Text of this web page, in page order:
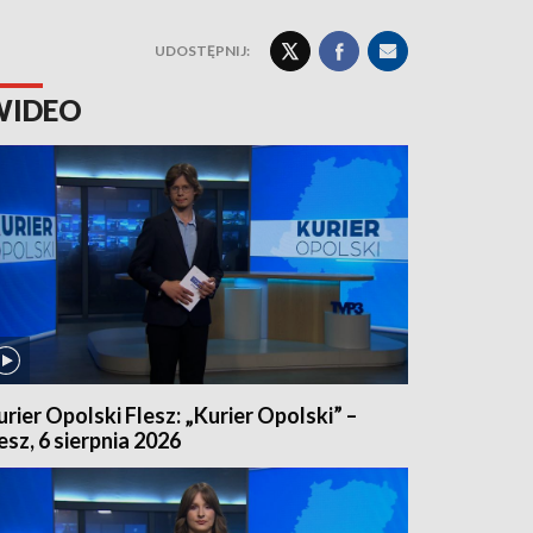
UDOSTĘPNIJ:
Opolski Flesz: „Kurier Opolski” –
6 sierpnia 2026